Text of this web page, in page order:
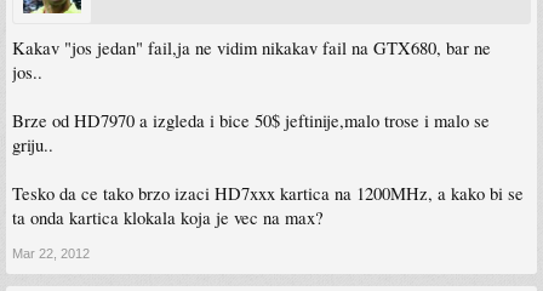
Kakav "jos jedan" fail,ja ne vidim nikakav fail na GTX680, bar ne
jos..
Brze od HD7970 a izgleda i bice 50$ jeftinije,malo trose i malo se
griju..
Tesko da ce tako brzo izaci HD7xxx kartica na 1200MHz, a kako bi se
ta onda kartica klokala koja je vec na max?
Mar 22, 2012